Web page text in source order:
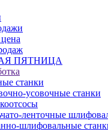
ПЯТНИЦА
станки
усовочные станки
ленточные
шлифовальные